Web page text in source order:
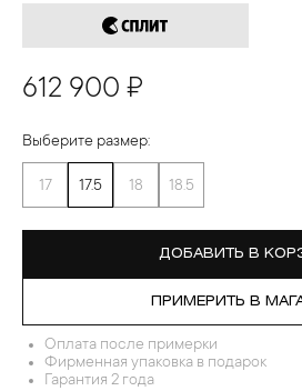
612 900 ₽
Выберите размер:
17 17.5 18 18.5
ДОБАВИТЬ В
ПРИМЕРИТЬ В
Оплата после примерки
Фирменная упаковка в подарок
Гарантия 2 года